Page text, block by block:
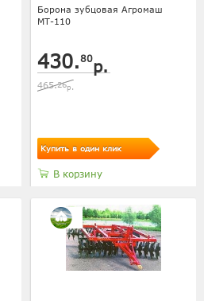
Борона зубцовая Агромаш
МТ-110
430.80р.
465.26р.
Купить в один клик
В корзину